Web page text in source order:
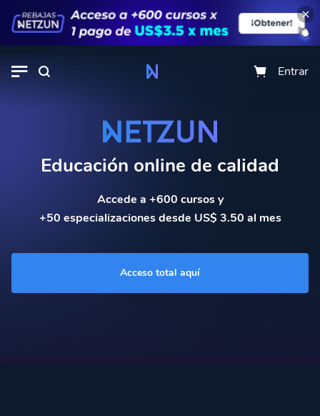
Entrar
Educación online de calidad
Accede a +600 cursos y
+50 especializaciones desde US$ 3.50 al mes
Acceso total aquí